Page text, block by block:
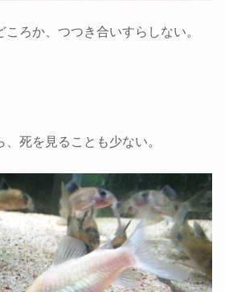
ろか、つつき合いすらしない。
死を見ることも少ない。